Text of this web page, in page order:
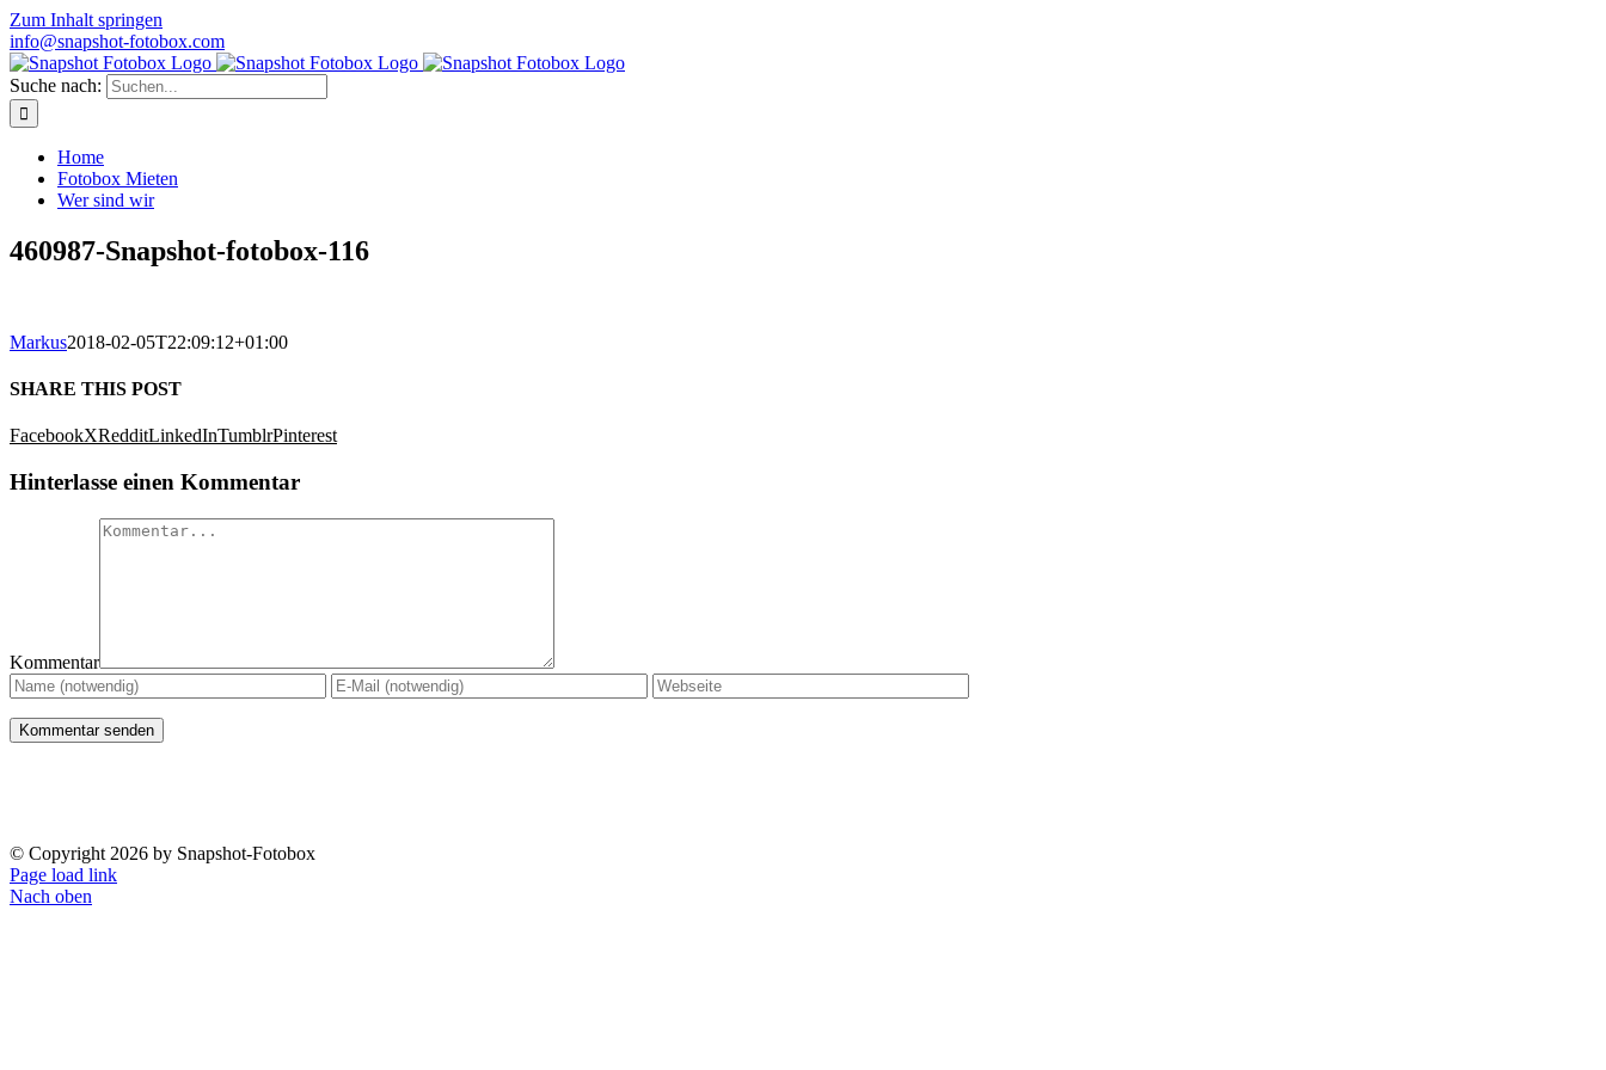
Zum Inhalt springen
info@snapshot-fotobox.com
Suche nach:
Home
Fotobox Mieten
Wer sind wir
460987-Snapshot-fotobox-116
Markus2018-02-05T22:09:12+01:00
SHARE THIS POST
FacebookXRedditLinkedInTumblrPinterest
Hinterlasse einen Kommentar
Kommentar
© Copyright 2026 by Snapshot-Fotobox
Page load link
Nach oben